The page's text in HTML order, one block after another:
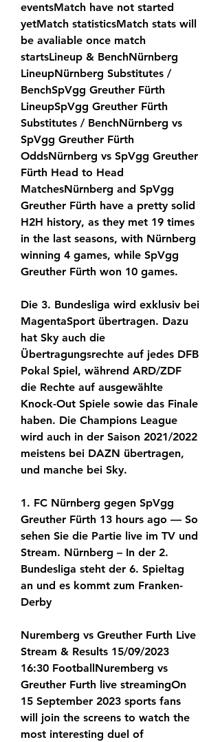
eventsMatch have not started
yetMatch statisticsMatch stats will
be avaliable once match
startsLineup & BenchNürnberg
LineupNürnberg Substitutes /
BenchSpVgg Greuther Fürth
LineupSpVgg Greuther Fürth
Substitutes / BenchNürnberg vs
SpVgg Greuther Fürth
OddsNürnberg vs SpVgg Greuther
Fürth Head to Head
MatchesNürnberg and SpVgg
Greuther Fürth have a pretty solid
H2H history, as they met 19 times
in the last seasons, with Nürnberg
winning 4 games, while SpVgg
Greuther Fürth won 10 games.
Die 3. Bundesliga wird exklusiv bei
MagentaSport übertragen. Dazu
hat Sky auch die
Übertragungsrechte auf jedes DFB
Pokal Spiel, während ARD/ZDF
die Rechte auf ausgewählte
Knock-Out Spiele sowie das Finale
haben. Die Champions League
wird auch in der Saison 2021/2022
meistens bei DAZN übertragen,
und manche bei Sky.
1. FC Nürnberg gegen SpVgg
Greuther Fürth 13 hours ago — So
sehen Sie die Partie live im TV und
Stream. Nürnberg – In der 2.
Bundesliga steht der 6. Spieltag
an und es kommt zum Franken-
Derby
Nuremberg vs Greuther Furth Live
Stream & Results 15/09/2023
16:30 FootballNuremberg vs
Greuther Furth live streamingOn
15 September 2023 sports fans
will join the screens to watch the
most interesting duel of